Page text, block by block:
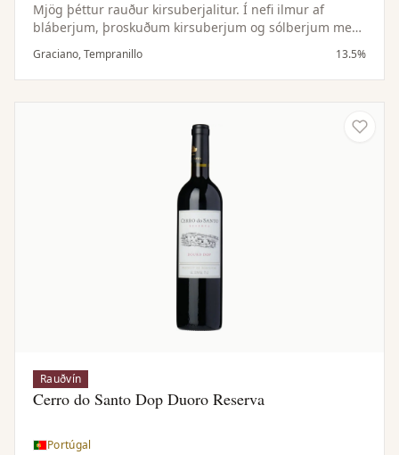
Mjög þéttur rauður kirsuberjalitur. Í nefi ilmur af
bláberjum, þroskuðum kirsuberjum og sólberjum með
blæ af miðjarðarhafskjarri, myntu, svörtum pipar og
kanil, allt í jafnvægi við blómlegan karakter. Bragðmikið
í munni með stinnu og glæsilegu tannín og skilur eftir
Graciano, Tempranillo 13.5%
Rauðvín
Cerro do Santo Dop Duoro Reserva
Portúgal